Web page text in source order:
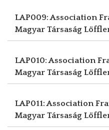
LAP009: Association
Magyar Társaság
LAP010: Association
Magyar Társaság
LAP011: Association
Magyar Társaság